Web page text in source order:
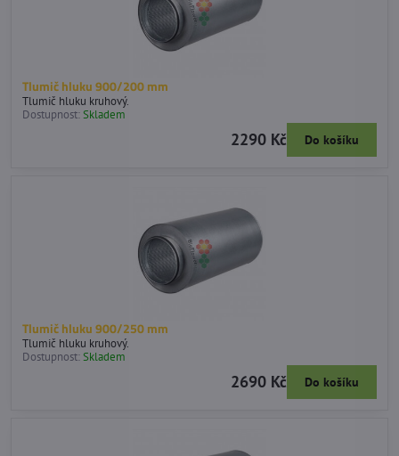
Tlumič hluku 900/200 mm
Tlumič hluku kruhový.
Dostupnost:Skladem
2290 Kč Do košíku
Tlumič hluku 900/250 mm
Tlumič hluku kruhový.
Dostupnost:Skladem
2690 Kč Do košíku